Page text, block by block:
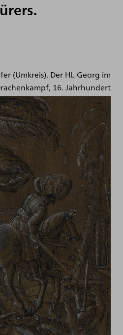
(Umkreis), Der Hl. Georg im
16. Jahrhundert